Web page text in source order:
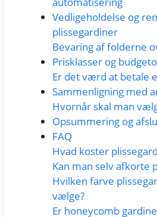
Vedligeholdelse og
plissegardiner
Bevaring af folderne
Prisklasser og
Er det værd at betale
Sammenligning med
Hvornår skal man
Opsummering og
FAQ
Hvad koster
Kan man selv afkorte
Hvilken farve
vælge?
Er honeycomb